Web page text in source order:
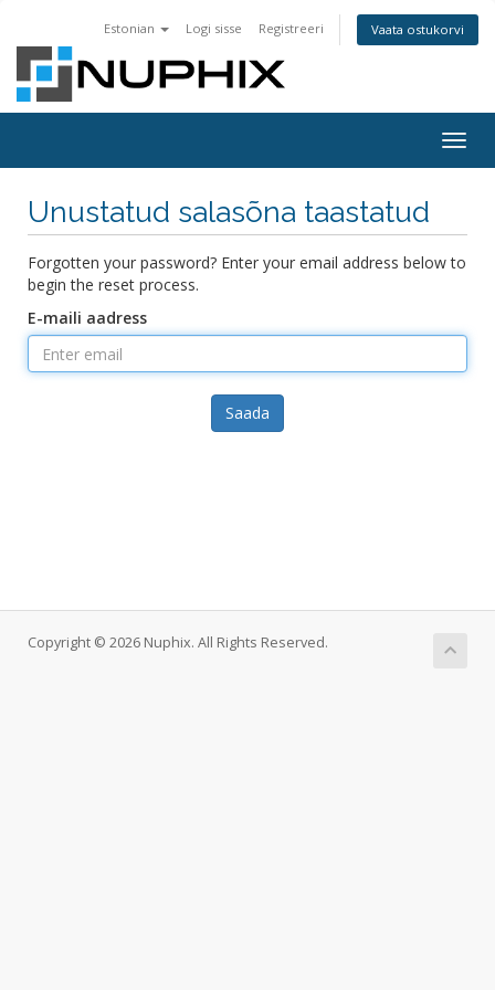
Estonian Logi sisse Registreeri Vaata ostukorvi
Unustatud salasõna taastatud
Forgotten your password? Enter your email address below to
begin the reset process.
E-maili aadress
Saada
Copyright © 2026 Nuphix. All Rights Reserved.